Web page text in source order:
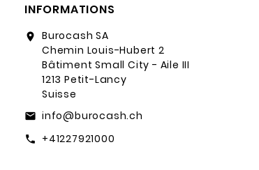
INFORMATIONS
location_on
Burocash SA
Chemin Louis-Hubert 2
Bâtiment Small City - Aile III
1213 Petit-Lancy
Suisse
email info@burocash.ch
call +41227921000